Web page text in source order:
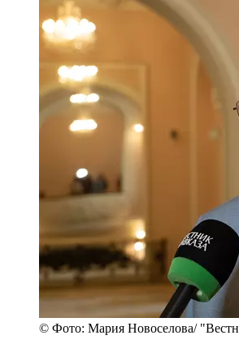
© Фото: Мария Новоселова/